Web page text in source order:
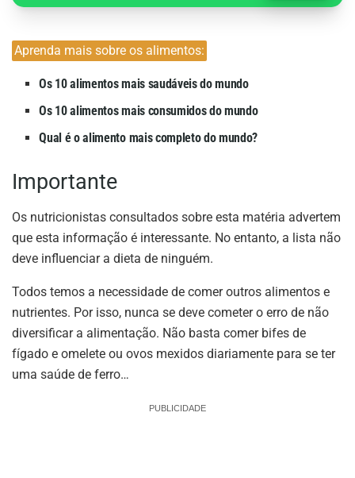
Aprenda mais sobre os alimentos:
Os 10 alimentos mais saudáveis do mundo
Os 10 alimentos mais consumidos do mundo
Qual é o alimento mais completo do mundo?
Importante
Os nutricionistas consultados sobre esta matéria advertem
que esta informação é interessante. No entanto, a lista não
deve influenciar a dieta de ninguém.
Todos temos a necessidade de comer outros alimentos e
nutrientes. Por isso, nunca se deve cometer o erro de não
diversificar a alimentação. Não basta comer bifes de
fígado e omelete ou ovos mexidos diariamente para se ter
uma saúde de ferro…
PUBLICIDADE